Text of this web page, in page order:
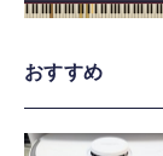
おすすめ